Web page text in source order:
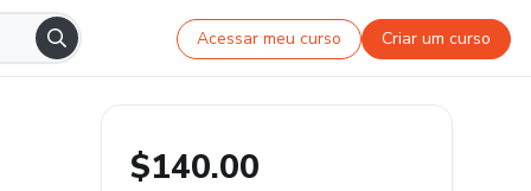
Acessar meu curso Criar um curso
$140.00